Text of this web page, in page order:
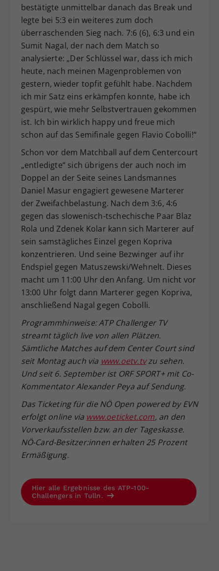
bestätigte unmittelbar danach das Break und
legte bei 5:3 ein weiteres zum doch
überraschenden Sieg nach. 7:6 (6), 6:3 und ein
Sumit Nagal, der nach dem Match so
analysierte: „Der Schlüssel war, dass ich mich
heute, nach meinen Magenproblemen von
gestern, wieder topfit gefühlt habe. Nachdem
ich mir Satz eins erkämpfen konnte, habe ich
gespürt, wie mehr Selbstvertrauen gekommen
ist. Ich bin wirklich happy und freue mich
schon auf das Semifinale gegen Flavio Cobolli!“
Schon vor dem Matchball auf dem Centercourt
„entledigte“ sich übrigens der auch noch im
Doppel an der Seite seines Landsmannes
Daniel Masur engagiert gewesene Marterer
der Zweifachbelastung. Nach dem 3:6, 4:6
gegen das slowenisch-tschechische Paar Blaz
Rola und Zdenek Kolar kann sich Marterer auf
sein samstägliches Einzel gegen Kopriva
konzentrieren. Und seine Bezwinger auf ihr
Endspiel gegen Matuszewski/Wehnelt. Dieses
macht um 11:00 Uhr den Anfang. Um nicht vor
13:00 Uhr folgt dann Marterer gegen Kopriva,
anschließend Nagal gegen Cobolli.
Programmhinweise: ATP Challenger TV
streamt täglich live von allen Plätzen.
Sämtliche Matches auf dem Center Court sind
seit Montag auch via www.oetv.tvzu sehen.
Und seit 6. September ist ORF SPORT+ mit Co-
Kommentator Alexander Peya auf Sendung.
Das Ticketing für die NÖ Open powered by EVN
erfolgt online via www.oeticket.com, an den
Vorverkaufsstellen bzw. an der Tageskasse.
NÖ-Card-Besitzer:innen erhalten 25 Prozent
Ermäßigung.
Hier alle Ergebnisse des ATP-100-
Challengers in Tulln.